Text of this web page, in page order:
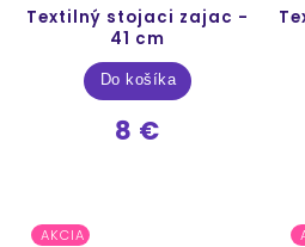
Textilný stojaci zajac -
41 cm
8 €
Do košíka
AKCIA